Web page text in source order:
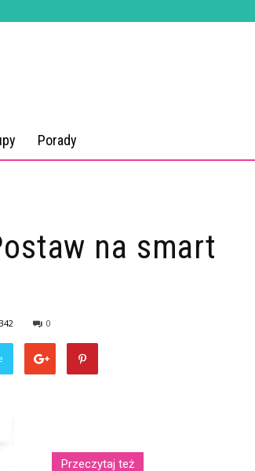
Porady
na smart
0
Przeczytaj też